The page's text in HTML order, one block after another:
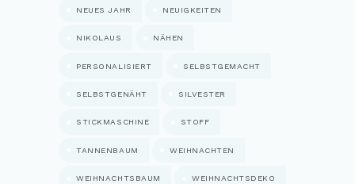
NEUES JAHR NEUIGKEITEN
NIKOLAUS NÄHEN
PERSONALISIERT SELBSTGEMACHT
SELBSTGENÄHT SILVESTER
STICKMASCHINE STOFF
TANNENBAUM WEIHNACHTEN
WEIHNACHTSBAUM WEIHNACHTSDEKO